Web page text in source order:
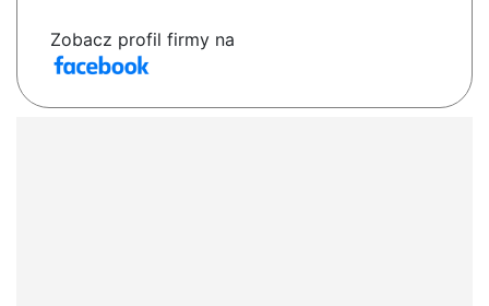
Zobacz profil firmy na